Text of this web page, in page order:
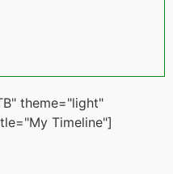
theme="light"
Timeline"]